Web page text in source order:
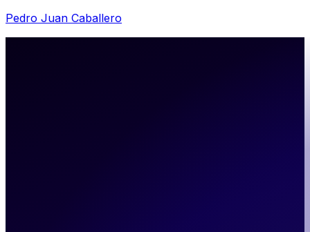
Pedro Juan Caballero